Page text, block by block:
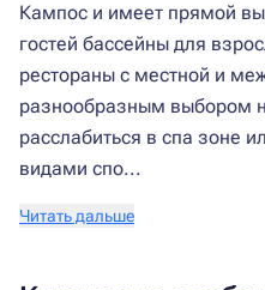
Кампос и имеет прямой
гостей бассейны для
рестораны с местной и
разнообразным выбором
расслабиться в спа зоне
видами спо...
Читать дальше